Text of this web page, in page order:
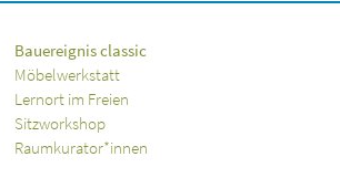
Bauereignis classic
Möbelwerkstatt
Lernort im Freien
Sitzworkshop
Raumkurator*innen